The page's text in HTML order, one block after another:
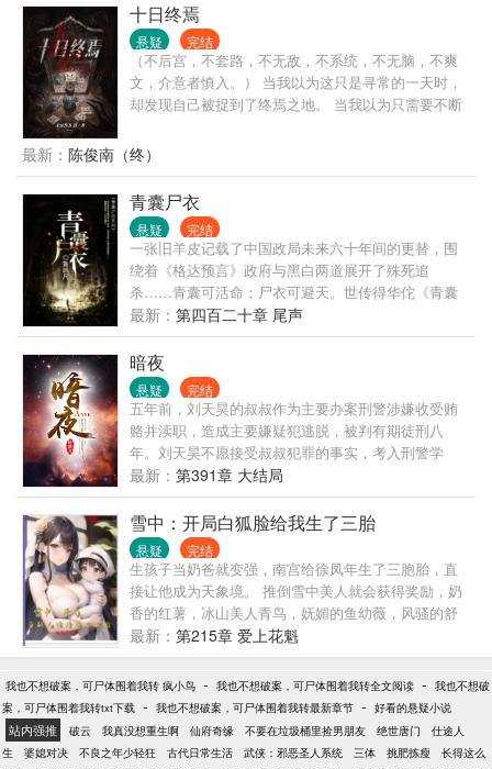
十日终焉
悬疑 完结
（不后宫，不套路，不无敌，不系统，不无脑，不爽
文，介意者慎入。） 当我以为这只是寻常的一天时，
却发现自己被捉到了终焉之地。 当我以为只需要不断
超自然之力。 当我以为这里是「造神之地」时，一切
却又奔着湮灭走去。
最新： 陈俊南（终）
青囊尸衣
悬疑 完结
一张旧羊皮记载了中国政局未来六十年间的更替，围
绕着《格达预言》政府与黑白两道展开了殊死追
杀……青囊可活命；尸衣可避天。世传得华佗《青囊
经》可救人活命，得刘伯温《尸衣经》可辟邪避
天……建安十三年（公元208年），夜，倾盆大雨，许
昌城北死牢。飘忽不定的油灯光下，一个清癯白须的
老者将一个布包交给牢头，轻声道：此可以活人......
最新： 第四百二十章 尾声
暗夜
悬疑 完结
五年前，刘天昊的叔叔作为主要办案刑警涉嫌收受贿
赂并渎职，造成主要嫌疑犯逃脱，被判有期徒刑八
年。刘天昊不愿接受叔叔犯罪的事实，考入刑警学
院，欲调查五号案件为叔叔洗清冤屈，毕业后毅然回
到老家省城刑警大队任职，跟随老刑警队长韩忠义学
习破案技巧，利用所学首战告捷，连环虐杀案三天告
破，被媒体誉为现代福尔摩斯。韩忠义调离后，奉命
成立刑侦五队，专门负责超级疑难案件。在探案过程
中，他认识到在一桩桩离奇案件的背后并非高明的作
案手法，而是隐藏在内心深处难以揣摩的人性以及令
人唏嘘的真相。当他历尽艰险终于触及到五号案件真
相时，发现越是接近真相，他的处境就越危险……不
最新： 第391章 大结局
雪中：开局白狐脸给我生了三胎
悬疑 完结
生孩子当奶爸就变强，南宫给徐凤年生了三胞胎，直
接让他成为天象境。 推倒雪中美人就会获得奖励，奶
香的红薯，冰山美人青鸟，妩媚的鱼幼薇，风骚的舒
羞，可爱天真的王初冬，书中美人一网打尽，全都成
为徐凤年的红颜知己，成为他攀登天下第一的助力。
这一世，徐凤年一定不会让老黄死在武帝城，他会将
王仙芝击败，拿回黄庐。 也不会让徐骁病死，徐凤年
杀神龙抢来龙元，为徐骁续命。 孤身一人杀入离阳皇
宫，血溅龙椅，诛灭皇室九族，为亲娘复仇！ 天人下
最新： 第215章 爱上花魁
我也不想破案，可尸体围着我转 疯小鸟 - 我也不想破案，可尸体围着我转全文阅读 - 我也不想破
案，可尸体围着我转txt下载 - 我也不想破案，可尸体围着我转最新章节 - 好看的悬疑小说
站内强推 破云 我真没想重生啊 仙府奇缘 不要在垃圾桶里捡男朋友 绝世唐门
仕途人
生
婆媳对决 不良之年少轻狂 古代日常生活 武侠：邪恶圣人系统 三体 挑肥拣瘦
长得这么